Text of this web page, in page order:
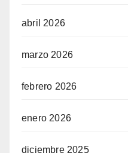
abril 2026
marzo 2026
febrero 2026
enero 2026
diciembre 2025